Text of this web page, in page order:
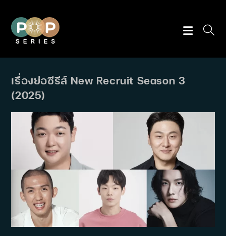
content
เรื่องย่อซีรีส์ New Recruit Season 3
(2025)